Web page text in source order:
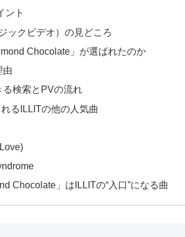
ント
ックビデオ）の見どころ
Chocolate」が選ばれたのか
由
る検索とPVの流れ
るILLITの他の人気曲
Chocolate」はILLITの“入口”になる曲